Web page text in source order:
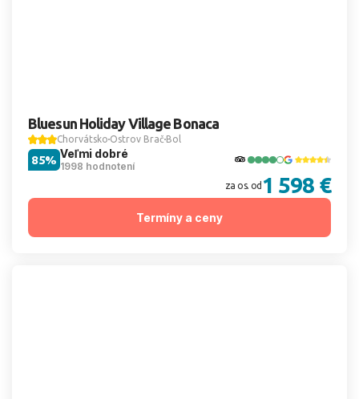
Bluesun Holiday Village Bonaca
Chorvátsko Ostrov Brač Bol
Veľmi dobré
1998 hodnotení
85%
za os. od 1 598 €
Termíny a ceny